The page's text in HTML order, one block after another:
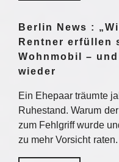
Berlin News :
Rentner erfüllen
Wohnmobil –
wieder
Ein Ehepaar träumte
Ruhestand. Warum
zum Fehlgriff wurde
zu mehr Vorsicht